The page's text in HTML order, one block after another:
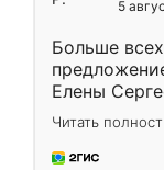
5
Больше
Елены
короткие
для замера
предложил
Читать